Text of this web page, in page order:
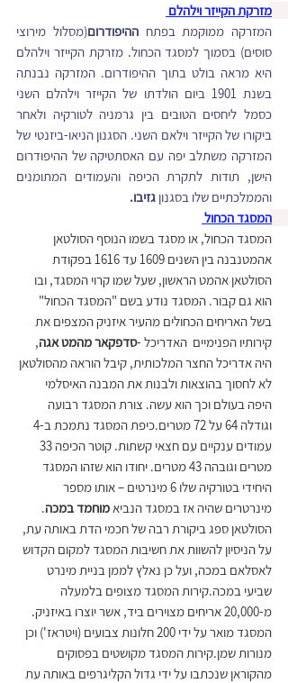
מזרקת הקייזר וילהלם
המזרקה ממוקמת בפתח ההיפודרום
והממלכתיים שלו בסגנון גזיבו.
המסגד הכחול
המסגד הכחול, או מסגד בשמו הנוסף הסולטאן
אהמטנבנה בין השנים 1609 עד 1616 בפקודת
הסולטאן אהמט הראשון, שעל שמו קרוי המסגד, ובו
הוא גם קבור. המסגד נודע בשם "המסגד הכחול"
בשל האריחים הכחולים מהעיר איזניק המצפים את
קירותיו הפנימיים  האדריכל -סדפקאר מהמט אגה,
היה אדריכל החצר המלכותית, קיבל הוראה מהסולטאן
לא לחסוך בהוצאות ולבנות את המבנה האיסלמי
היפה בעולם וכך הוא עשה. צורת המסגד רבועה
מטרים וגובהה 43 מטרים. יחודו הוא שזהו המסגד
היחידי בטורקיה שלו 6 מינרטים – אותו מספר
מינרטרים שהיה אז במסגד הנביא מוחמד במכה.
הסולטאן ספג ביקורת רבה של חכמי הדת באותה עת,
על הניסיון להשוות את חשיבות המסגד למקום הקדוש
לאסלאם במכה, ועל כן נאלץ לממן בניית מינרט
שביעי במכה.קירות המסגד מצופים בלמעלה
מ-20,000 אריחים מצוירים ביד, אשר יוצרו באיזניק.
המסגד מואר על ידי 200 חלונות צבועים (ויטראז') וכן
מנורות שמן.קירות המסגד מקושטים בפסוקים
מהקוראן שנכתבו על ידי גדול הקליגרפים באותה עת